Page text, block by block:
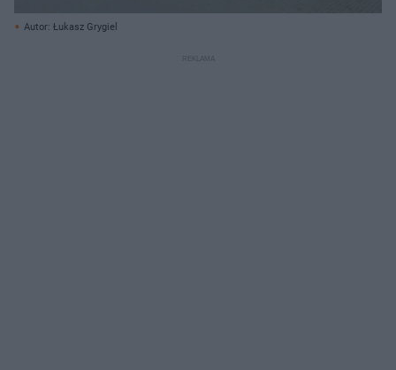
Autor: Łukasz Grygiel